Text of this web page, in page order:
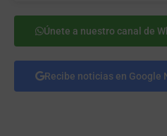
Únete a nuestro canal de
Recibe noticias en Google